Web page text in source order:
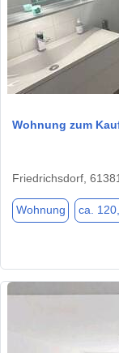
Wohnung zum
Friedrichsdorf, 61381
Wohnung ca.